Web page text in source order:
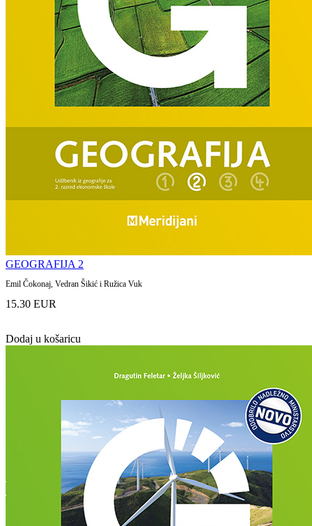
GEOGRAFIJA 2
Emil Čokonaj, Vedran Šikić i Ružica Vuk
15.30 EUR
Dodaj u košaricu